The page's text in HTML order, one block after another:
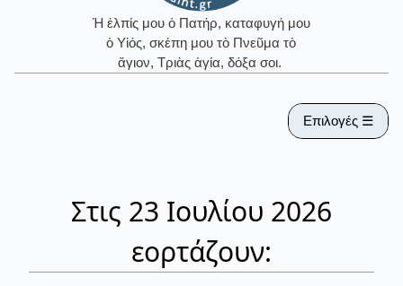
Ἡ ἐλπίς μου ὁ Πατήρ, καταφυγή μου
ὁ Υἱός, σκέπη μου τὸ Πνεῦμα τὸ
ἅγιον, Τριὰς ἁγία, δόξα σοι.
Επιλογές ☰
Στις 23 Ιουλίου 2026
εορτάζουν: